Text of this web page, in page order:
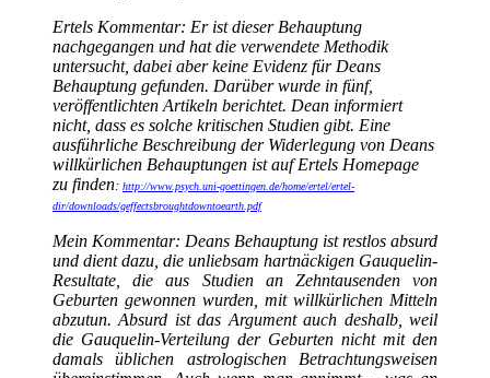
Ertels Kommentar: Er ist dieser Behauptung
nachgegangen und hat die verwendete Methodik
untersucht, dabei aber keine Evidenz für Deans
Behauptung gefunden. Darüber wurde in fünf,
veröffentlichten Artikeln berichtet. Dean informiert
nicht, dass es solche kritischen Studien gibt. Eine
ausführliche Beschreibung der Widerlegung von Deans
willkürlichen Behauptungen ist auf Ertels Homepage
zu finden: http://www.psych.uni-goettingen.de/home/ertel/ertel-
dir/downloads/geffectsbroughtdowntoearth.pdf
Mein Kommentar: Deans Behauptung ist restlos absurd
und dient dazu, die unliebsam hartnäckigen Gauquelin-
Resultate, die aus Studien an Zehntausenden von
Geburten gewonnen wurden, mit willkürlichen Mitteln
abzutun. Absurd ist das Argument auch deshalb, weil
die Gauquelin-Verteilung der Geburten nicht mit den
damals üblichen astrologischen Betrachtungsweisen